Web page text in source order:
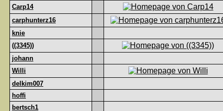
Carp14
carphunterz16
knie
((3345))
johann
Willi
delkim007
hoffi
bertsch1